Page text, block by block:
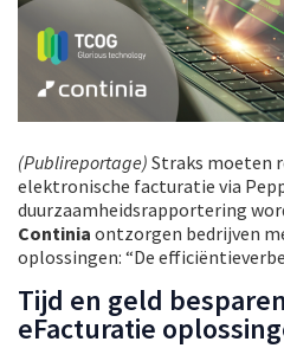
(Publireportage) Straks moeten
elektronische facturatie via
duurzaamheidsrapportering
Continia ontzorgen bedrijven
oplossingen: “De
Tijd en geld
eFacturatie